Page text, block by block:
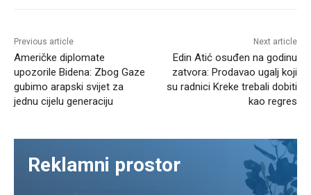
Previous article
Američke diplomate
upozorile Bidena: Zbog Gaze
gubimo arapski svijet za
jednu cijelu generaciju
Next article
Edin Atić osuđen na godinu
zatvora: Prodavao ugalj koji
su radnici Kreke trebali dobiti
kao regres
Reklamni prostor